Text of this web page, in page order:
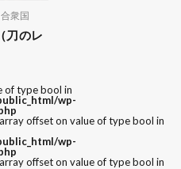
衆国
刀のレ
of type bool in
wp-
offset on value of type bool in
wp-
offset on value of type bool in